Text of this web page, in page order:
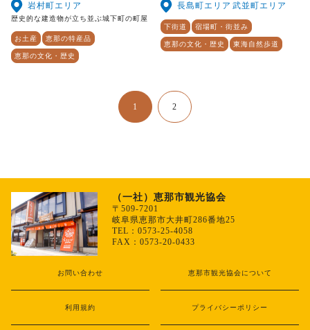
岩村町エリア
歴史的な建造物が立ち並ぶ城下町の町屋
お土産 恵那の特産品
恵那の文化・歴史
長島町エリア 武並町エリア
下街道 宿場町・街並み
恵那の文化・歴史 東海自然歩道
1 2
（一社）恵那市観光協会
〒509-7201
岐阜県恵那市大井町286番地25
TEL：0573-25-4058
FAX：0573-20-0433
お問い合わせ 恵那市観光協会について
利用規約 プライバシーポリシー